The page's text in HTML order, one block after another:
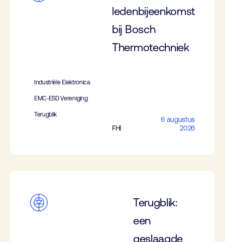
ledenbijeenkomst
bij Bosch
Thermotechniek
Industriële Elektronica
EMC-ESD Vereniging
Terugblik
FHI
6 augustus
2026
Terugblik:
een
geslaagde